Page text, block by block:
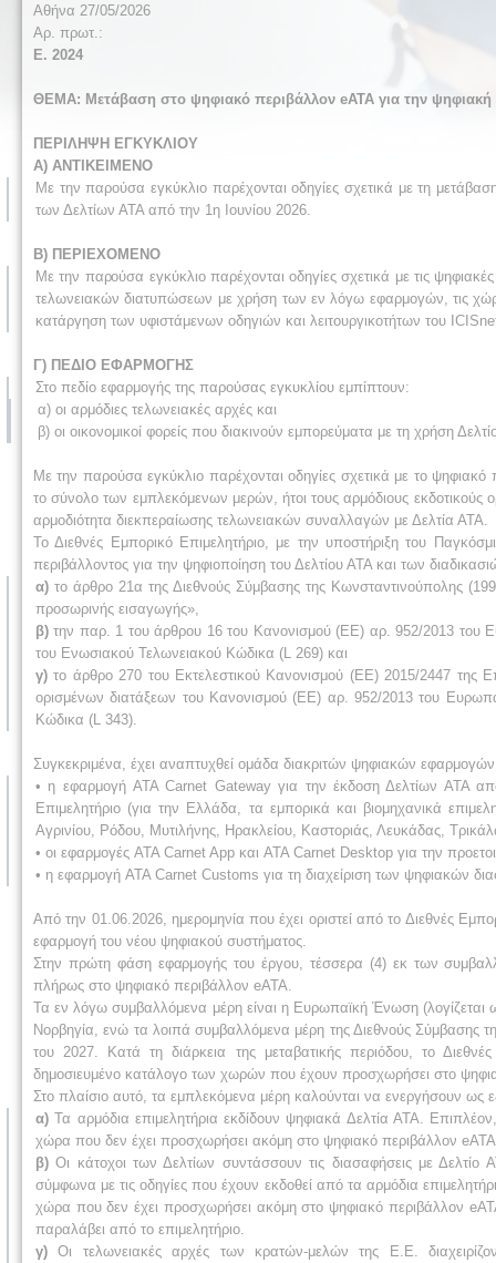
Αθήνα 27/05/2026
Αρ. πρωτ.:
Ε. 2024
ΘΕΜΑ: Μετάβαση στο ψηφιακό περιβάλλον eATA για την ψηφιακή
ΠΕΡΙΛΗΨΗ ΕΓΚΥΚΛΙΟΥ
Α) ΑΝΤΙΚΕΙΜΕΝΟ
Με την παρούσα εγκύκλιο παρέχονται οδηγίες σχετικά με τη
των Δελτίων ΑΤΑ από την 1η Ιουνίου 2026.
Β) ΠΕΡΙΕΧΟΜΕΝΟ
Με την παρούσα εγκύκλιο παρέχονται οδηγίες σχετικά με τις
τελωνειακών διατυπώσεων με χρήση των εν λόγω εφαρμογών, τις
κατάργηση των υφιστάμενων οδηγιών και λειτουργικοτήτων του
Γ) ΠΕΔΙΟ ΕΦΑΡΜΟΓΗΣ
Στο πεδίο εφαρμογής της παρούσας εγκυκλίου εμπίπτουν:
α) οι αρμόδιες τελωνειακές αρχές και
β) οι οικονομικοί φορείς που διακινούν εμπορεύματα με τη χρήση
Με την παρούσα εγκύκλιο παρέχονται οδηγίες σχετικά με το
το σύνολο των εμπλεκόμενων μερών, ήτοι τους αρμόδιους εκδοτικούς
αρμοδιότητα διεκπεραίωσης τελωνειακών συναλλαγών με Δελτία ΑΤΑ.
Το Διεθνές Εμπορικό Επιμελητήριο, με την υποστήριξη του
περιβάλλοντος για την ψηφιοποίηση του Δελτίου ΑΤΑ και των
α) το άρθρο 21α της Διεθνούς Σύμβασης της Κωνσταντινούπολης
προσωρινής εισαγωγής»,
β)την παρ. 1 του άρθρου 16 του Κανονισμού (ΕΕ) αρ. 952/2013 του
του Ενωσιακού Τελωνειακού Κώδικα (L 269) και
γ)το άρθρο 270 του Εκτελεστικού Κανονισμού (ΕΕ) 2015/2447 της
ορισμένων διατάξεων του Κανονισμού (ΕΕ) αρ. 952/2013 του
Κώδικα (L 343).
Συγκεκριμένα, έχει αναπτυχθεί ομάδα διακριτών ψηφιακών
• η εφαρμογή ATA Carnet Gateway για την έκδοση Δελτίων ΑΤΑ
Επιμελητήριο (για την Ελλάδα, τα εμπορικά και βιομηχανικά
Αγρινίου, Ρόδου, Μυτιλήνης, Ηρακλείου, Καστοριάς, Λευκάδας,
• οι εφαρμογές ATA Carnet App και ATA Carnet Desktop για την
• η εφαρμογή ATA Carnet Customs για τη διαχείριση των ψηφιακών
Από την 01.06.2026, ημερομηνία που έχει οριστεί από το Διεθνές
εφαρμογή του νέου ψηφιακού συστήματος.
Στην πρώτη φάση εφαρμογής του έργου, τέσσερα (4) εκ των
πλήρως στο ψηφιακό περιβάλλον eΑΤΑ.
Τα εν λόγω συμβαλλόμενα μέρη είναι η Ευρωπαϊκή Ένωση (λογίζεται
Νορβηγία, ενώ τα λοιπά συμβαλλόμενα μέρη της Διεθνούς Σύμβασης
του 2027. Κατά τη διάρκεια της μεταβατικής περιόδου, το
δημοσιευμένο κατάλογο των χωρών που έχουν προσχωρήσει στο
Στο πλαίσιο αυτό, τα εμπλεκόμενα μέρη καλούνται να ενεργήσουν ως
α)Τα αρμόδια επιμελητήρια εκδίδουν ψηφιακά Δελτία ΑΤΑ.
χώρα που δεν έχει προσχωρήσει ακόμη στο ψηφιακό περιβάλλον
β) Οι κάτοχοι των Δελτίων συντάσσουν τις διασαφήσεις με
σύμφωνα με τις οδηγίες που έχουν εκδοθεί από τα αρμόδια
χώρα που δεν έχει προσχωρήσει ακόμη στο ψηφιακό περιβάλλον
παραλάβει από το επιμελητήριο.
γ) Οι τελωνειακές αρχές των κρατών-μελών της Ε.Ε.